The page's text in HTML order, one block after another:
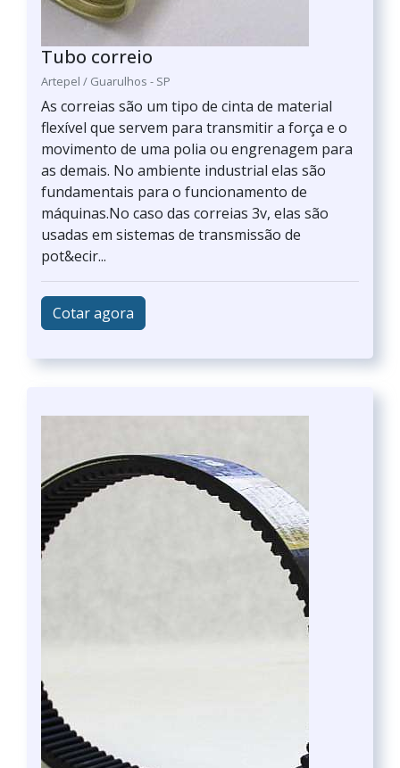
Tubo correio
Artepel / Guarulhos - SP
As correias são um tipo de cinta de material
flexível que servem para transmitir a força e o
movimento de uma polia ou engrenagem para
as demais. No ambiente industrial elas são
fundamentais para o funcionamento de
máquinas.No caso das correias 3v, elas são
usadas em sistemas de transmissão de
pot&ecir...
Cotar agora